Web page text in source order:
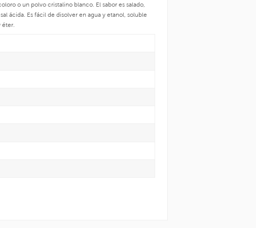
o un polvo cristalino blanco. El sabor es salado,
ácida. Es fácil de disolver en agua y etanol, soluble
éter.